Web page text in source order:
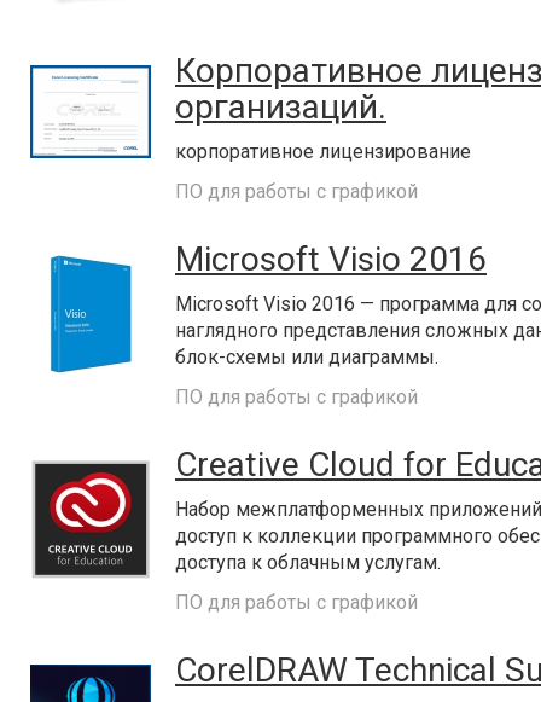
Корпоративное
организаций.
корпоративное лицензирование
ПО для работы с графикой
Microsoft Visio 2016
Microsoft Visio 2016 — программа для
наглядного представления сложных
блок-схемы или диаграммы.
ПО для работы с графикой
Creative Cloud for
Набор межплатформенных приложений
доступ к коллекции программного
доступа к облачным услугам.
ПО для работы с графикой
CorelDRAW Technical